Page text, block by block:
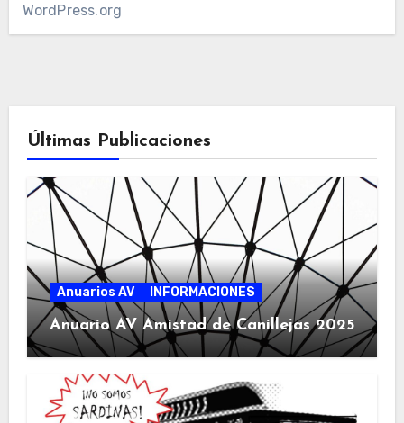
WordPress.org
Últimas Publicaciones
Anuarios AV INFORMACIONES
Anuario AV Amistad de Canillejas 2025